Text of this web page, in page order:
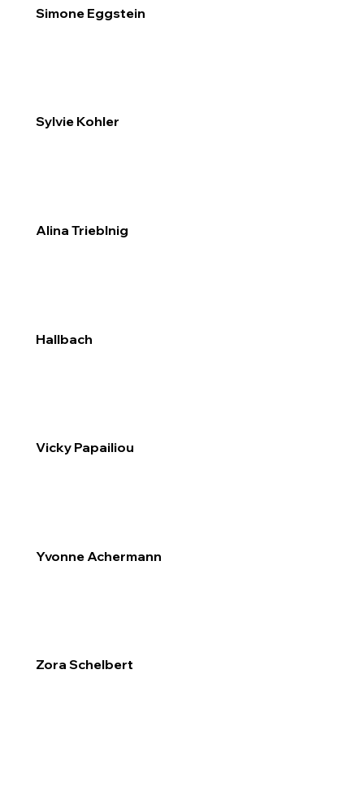
Simone Eggstein
Sylvie Kohler
Alina Trieblnig
Hallbach
Vicky Papailiou
Yvonne Achermann
Zora Schelbert